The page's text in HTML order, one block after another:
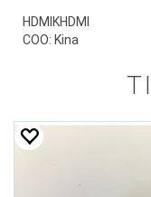
HDMIKHDMI
COO: Kina